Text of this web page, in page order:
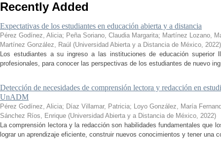
Recently Added
Expectativas de los estudiantes en educación abierta y a distancia
Pérez Godínez, Alicia; Peña Soriano, Claudia Margarita; Martínez Lozano,
Martínez González, Raúl (Universidad Abierta y a Distancia de México, 2022)
Los estudiantes a su ingreso a las instituciones de educación superior
profesionales, para conocer las perspectivas de los estudiantes de nuevo
Detección de necesidades de comprensión lectora y redacción en
UnADM
Pérez Godínez, Alicia; Díaz Villamar, Patricia; Loyo González, María
Sánchez Ríos, Enrique (Universidad Abierta y a Distancia de México, 2022)
La comprensión lectora y la redacción son habilidades fundamentales que
lograr un aprendizaje eficiente, construir nuevos conocimientos y tener una